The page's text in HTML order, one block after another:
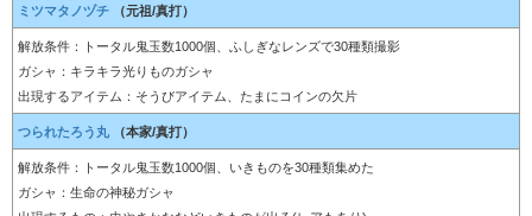
ミツマタノヅチ （元祖/真打）
解放条件：トータル鬼玉数1000個、ふしぎなレンズで30種類撮影
ガシャ：キラキラ光りものガシャ
出現するアイテム：そうびアイテム、たまにコインの欠片
つられたろう丸 （本家/真打）
解放条件：トータル鬼玉数1000個、いきものを30種類集めた
ガシャ：生命の神秘ガシャ